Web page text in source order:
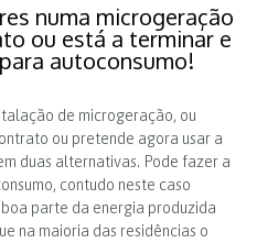
numa microgeração
ou está a terminar e
autoconsumo!
de microgeração, ou
ou pretende agora usar a
duas alternativas. Pode fazer a
contudo neste caso
parte da energia produzida
na maioria das residências o